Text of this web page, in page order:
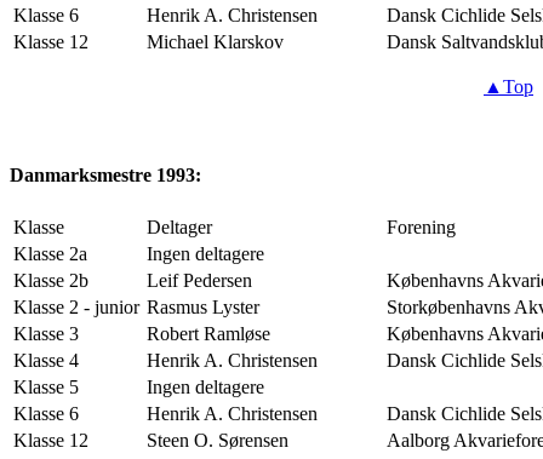
Klasse 6
Henrik A. Christensen
Dansk Cichlide
Klasse 12
Michael Klarskov Dansk
▲Top
Danmarksmestre 1993:
Klasse Deltager
Forening
Klasse 2a
Ingen deltagere
Klasse 2b
Leif Pedersen
Københavns
Klasse 2 - junior Rasmus Lyster
Storkøbenhavns
Klasse 3
Robert Ramløse
Københavns
Klasse 4
Henrik A. Christensen
Dansk Cichlide
Klasse 5
Ingen deltagere
Klasse 6
Henrik A. Christensen
Dansk Cichlide
Klasse 12
Steen O. Sørensen Aalborg